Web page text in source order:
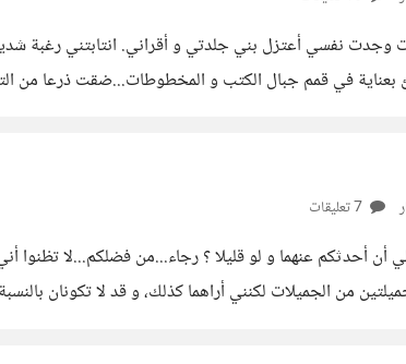
نفسي أعتزل بني جلدتي و أقراني. انتابتني رغبة
بعناية في قمم جبال الكتب و المخطوطات...ضقت ذرعا من
أن أحدثكم عنهما و لو قليلا ؟ رجاء...من فضلكم...لا